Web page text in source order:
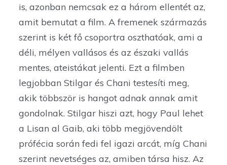
is, azonban nemcsak ez a három ellentét az,
amit bemutat a film. A fremenek származás
szerint is két fő csoportra oszthatóak, ami a
déli, mélyen vallásos és az északi vallás
mentes, ateistákat jelenti. Ezt a filmben
legjobban Stilgar és Chani testesíti meg,
akik többször is hangot adnak annak amit
gondolnak. Stilgar hiszi azt, hogy Paul lehet
a Lisan al Gaib, aki több megjövendölt
prófécia során fedi fel igazi arcát, míg Chani
szerint nevetséges az, amiben társa hisz. Az